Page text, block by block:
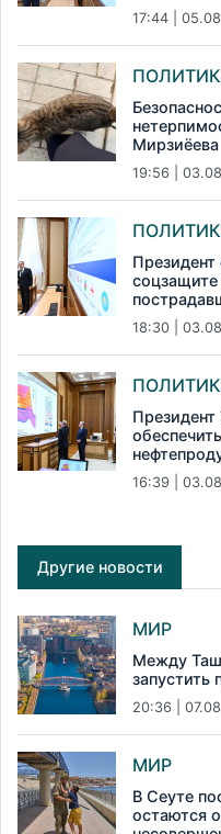
17:44 | 05.08
Мирзиёева
19:56 | 03.08
18:30 | 03.08
Президент
16:39 | 03.08
Другие новости
МИР
Между
запустить
20:36 | 07.08
МИР
В Сеуте
остаются